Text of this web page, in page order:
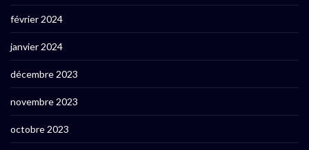
février 2024
janvier 2024
décembre 2023
novembre 2023
octobre 2023